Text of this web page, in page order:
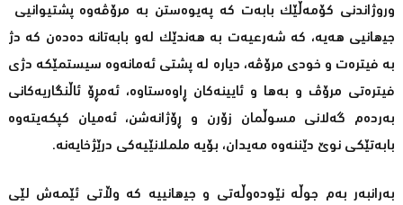
وروژاندنی کۆمەڵێك بابەت کە پەیوەستن بە مرۆڤەوە پشتیوانیی
جیھانیی ھەیە، کە شەرعیەت بە ھەندێک لەو بابەتانە دەدەن کە دژ
بە فیترەت و خودی‌ مرۆڤه‌، دیاره‌ له‌ پشتی‌ ئه‌مانەوە سیستمێكه‌ دژی
فیترەتی مرۆڤ و بەھا و ئایینەکان ڕاوەستاوە، ئەمڕۆ ئاڵنگاریەکانی
بەردەم گەلانی مسوڵمان زۆرن و ڕۆژانەشن، ئەمیان کپکەیتەوە
بابەتێکی نوێ دێننەوە مەیدان، بۆیە ململانێیەکی درێژخایەنە.
بەرانبەر بەم جوڵە نێودەوڵەتی و جیھانییە كه‌ وڵاتی‌ ئێمه‌ش لێی‌